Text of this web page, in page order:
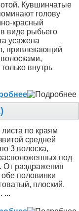
Кувшинчатые
голову
красный
виде рыбьего
усажена
привлекающий
внутрь
по краям
средней
3 волоска,
под
От раздражения
половинки
плоский.
...